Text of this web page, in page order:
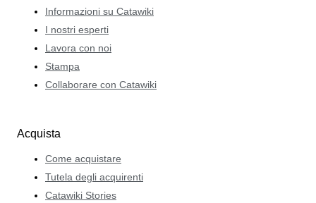
Informazioni su Catawiki
I nostri esperti
Lavora con noi
Stampa
Collaborare con Catawiki
Acquista
Come acquistare
Tutela degli acquirenti
Catawiki Stories